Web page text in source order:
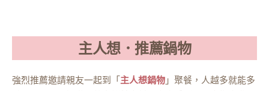
主人想．推薦鍋物
強烈推薦邀請親友一起到「主人想鍋物 」聚餐，人越多就能多